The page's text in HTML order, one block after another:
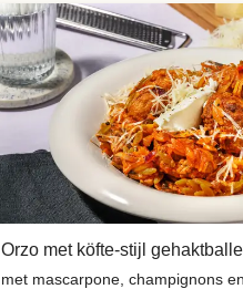
Orzo met köfte-stijl
met mascarpone, champignons